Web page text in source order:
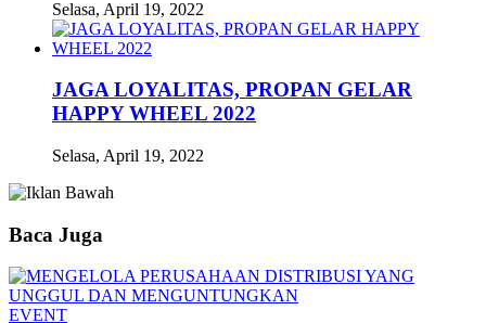
Selasa, April 19, 2022
JAGA LOYALITAS, PROPAN GELAR
HAPPY WHEEL 2022
Selasa, April 19, 2022
Baca Juga
EVENT